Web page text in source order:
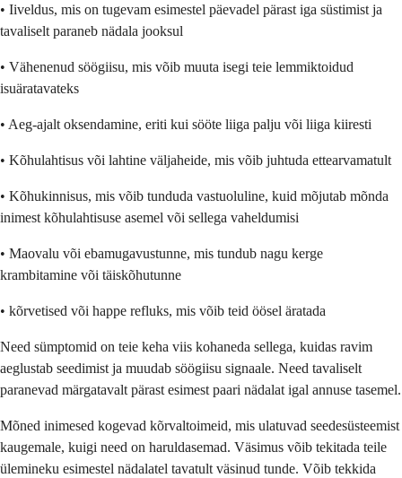
• Iiveldus, mis on tugevam esimestel päevadel pärast iga süstimist ja
tavaliselt paraneb nädala jooksul
• Vähenenud söögiisu, mis võib muuta isegi teie lemmiktoidud
isuäratavateks
• Aeg-ajalt oksendamine, eriti kui sööte liiga palju või liiga kiiresti
• Kõhulahtisus või lahtine väljaheide, mis võib juhtuda ettearvamatult
• Kõhukinnisus, mis võib tunduda vastuoluline, kuid mõjutab mõnda
inimest kõhulahtisuse asemel või sellega vaheldumisi
• Maovalu või ebamugavustunne, mis tundub nagu kerge
krambitamine või täiskõhutunne
• kõrvetised või happe refluks, mis võib teid öösel äratada
Need sümptomid on teie keha viis kohaneda sellega, kuidas ravim
aeglustab seedimist ja muudab söögiisu signaale. Need tavaliselt
paranevad märgatavalt pärast esimest paari nädalat igal annuse tasemel.
Mõned inimesed kogevad kõrvaltoimeid, mis ulatuvad seedesüsteemist
kaugemale, kuigi need on haruldasemad. Väsimus võib tekitada teile
ülemineku esimestel nädalatel tavatult väsinud tunde. Võib tekkida